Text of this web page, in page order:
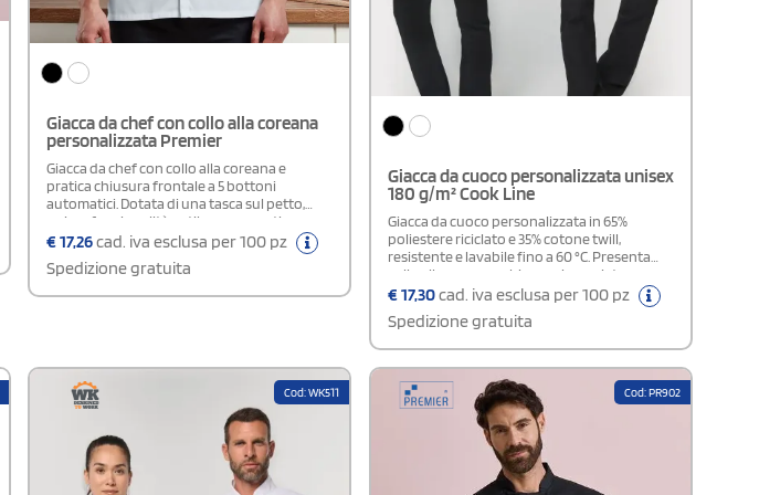
Giacca da chef con collo alla coreana
personalizzata Premier
Giacca da chef con collo alla coreana e
pratica chiusura frontale a 5 bottoni
automatici. Dotata di una tasca sul petto,
unisce funzionalità e stile per garantire
comfort durante il lavoro in cucina.
€17,26cad. iva esclusa per 100 pz
Spedizione gratuita
Giacca da cuoco personalizzata unisex
180 g/m² Cook Line
Giacca da cuoco personalizzata in 65%
poliestere riciclato e 35% cotone twill,
resistente e lavabile fino a 60 °C. Presenta
collo alla coreana, chiusura incrociata con
automatici nascosti, tasca petto, portapenne
sulla manica, inserto posteriore traspirante
in mesh ed etichetta removibile.Da abbinare
con WK700
€17,30cad. iva esclusa per 100 pz
Spedizione gratuita
Cod: WK511 Cod: PR902